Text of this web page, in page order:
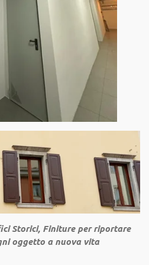
Storici, Finiture per riportare
oggetto a nuova vita